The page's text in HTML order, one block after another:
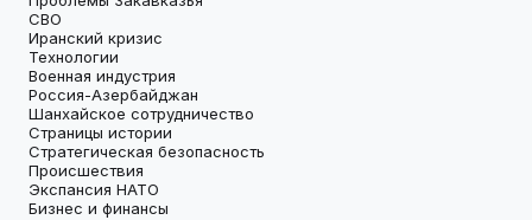
СВО
Иранский кризис
Технологии
Военная индустрия
Россия-Азербайджан
Шанхайское сотрудничество
Страницы истории
Стратегическая безопасность
Происшествия
Экспансия НАТО
Бизнес и финансы